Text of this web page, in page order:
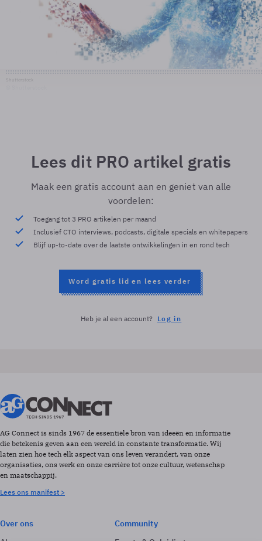
Lees dit PRO artikel gratis
Maak een gratis account aan en geniet van alle
voordelen:
Toegang tot 3 PRO artikelen per maand
Inclusief CTO interviews, podcasts, digitale specials en whitepapers
Blijf up-to-date over de laatste ontwikkelingen in en rond tech
Word gratis lid en lees verder
Heb je al een account? Log in
AG Connect is sinds 1967 de essentiële bron van ideeën en informatie
die betekenis geven aan een wereld in constante transformatie. Wij
laten zien hoe tech elk aspect van ons leven verandert, van onze
organisaties, ons werk en onze carrière tot onze cultuur, wetenschap
en maatschappij.
Lees ons manifest >
Over ons
Community